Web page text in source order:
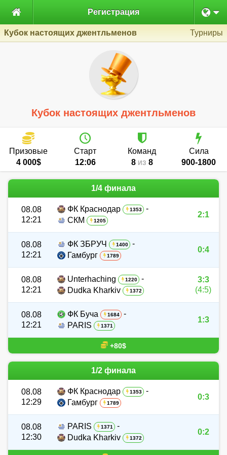
 Регистрация
Кубок настоящих джентльменов Турниры
Кубок настоящих джентльменов
Призовые
4 000$
Старт
12:06
Команд
8 ИЗ 8
Сила
900-1800
1/4 финала
08.08
12:21
ФК Краснодар 1353
-
СКМ
1205
2:1
08.08
12:21
ФК ЗБРУЧ 1400
-
Гамбург
1789
0:4
08.08
12:21
Unterhaching 1220
-
Dudka Kharkiv
1372
3:3
(4:5)
08.08
12:21
ФК Буча 1684
-
PARIS
1371
1:3
+80$
1/2 финала
08.08
12:29
ФК Краснодар 1353
-
Гамбург
1789
0:3
08.08
12:30
PARIS 1371
-
Dudka Kharkiv
1372
0:2